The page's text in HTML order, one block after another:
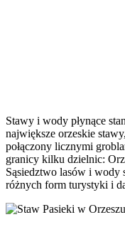
Stawy i wody płynące
największe orzeskie
połączony licznymi
granicy kilku dzielnic:
Sąsiedztwo lasów i wody
różnych form turystyki i